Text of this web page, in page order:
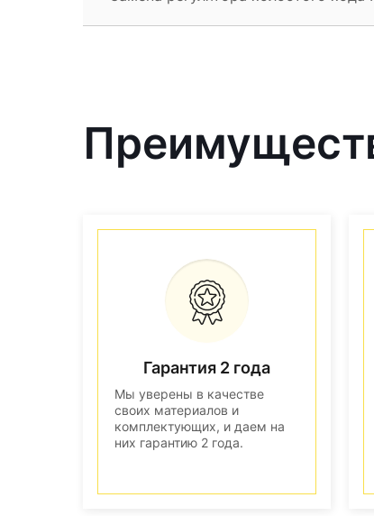
Гарантия 2 года
Мы уверены в качестве
своих материалов и
комплектующих, и даем на
них гарантию 2 года.